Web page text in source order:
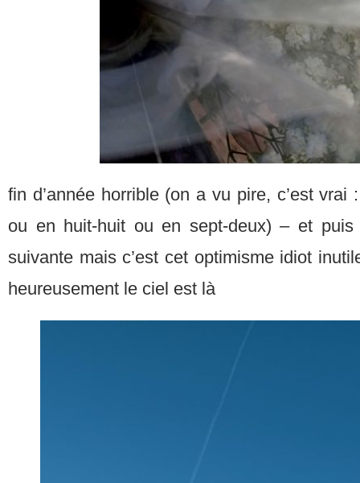
fin d’année horrible (on a vu pire, c’est
ou en huit-huit ou en sept-deux) – et
suivante mais c’est cet optimisme idiot
heureusement le ciel est là